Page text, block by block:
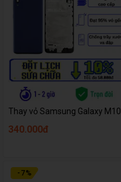
Thay vỏ Samsung Galaxy M10
340.000đ
- 7%